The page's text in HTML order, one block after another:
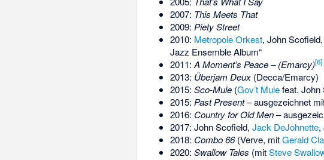
2007: This Meets That
2009: Piety Street
2010: Metropole Orkest, John Scofield,
Jazz Ensemble Album“
2011: A Moment’s Peace – (Emarcy)[6]
2013: Überjam Deux(Decca/Emarcy)
2015: Sco-Mule(Gov’t Mulefeat. John
2015: Past Present– ausgezeichnet
2016: Country for Old Men–
2017: John Scofield, Jack DeJohnette,
2018: Combo 66(Verve, mitGerald
2020: Swallow Tales (mitSteve